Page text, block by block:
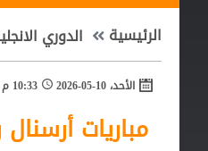
الرئيسية الدوري
الأحد، 10-05-2026 10:33 م
مباريات